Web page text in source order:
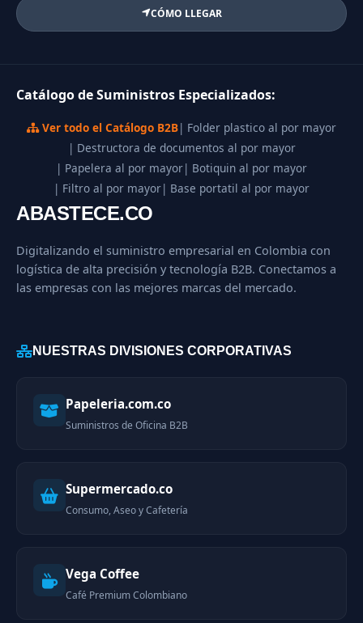
CÓMO LLEGAR
Catálogo de Suministros Especializados:
Ver todo el Catálogo B2B| Folder plastico al por mayor
| Destructora de documentos al por mayor
| Papelera al por mayor| Botiquin al por mayor
| Filtro al por mayor| Base portatil al por mayor
ABASTECE.CO
Digitalizando el suministro empresarial en Colombia con
logística de alta precisión y tecnología B2B. Conectamos a
las empresas con las mejores marcas del mercado.
NUESTRAS DIVISIONES CORPORATIVAS
Papeleria.com.co
Suministros de Oficina B2B
Supermercado.co
Consumo, Aseo y Cafetería
Vega Coffee
Café Premium Colombiano